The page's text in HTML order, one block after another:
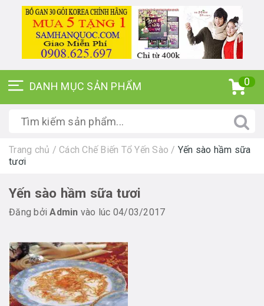
0
Trang chủ / Cách Chế Biến Tổ Yến Sào / Yến sào hầm sữa
tươi
Yến sào hầm sữa tươi
Đăng bởiAdmin vào lúc 04/03/2017